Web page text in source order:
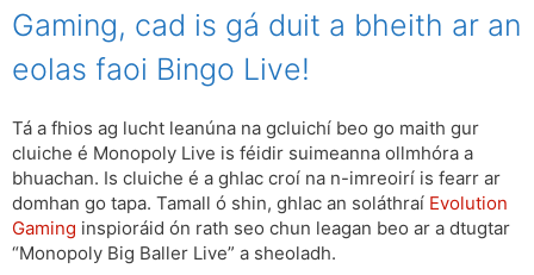
Gaming, cad is gá duit a bheith ar an
eolas faoi Bingo Live!
Tá a fhios ag lucht leanúna na gcluichí beo go maith gur
cluiche é Monopoly Live is féidir suimeanna ollmhóra a
bhuachan. Is cluiche é a ghlac croí na n-imreoirí is fearr ar
domhan go tapa. Tamall ó shin, ghlac an soláthraí Evolution
Gaming inspioráid ón rath seo chun leagan beo ar a dtugtar
“Monopoly Big Baller Live” a sheoladh.